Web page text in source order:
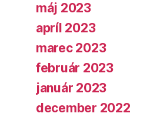
máj 2023
apríl 2023
marec 2023
február 2023
január 2023
december 2022